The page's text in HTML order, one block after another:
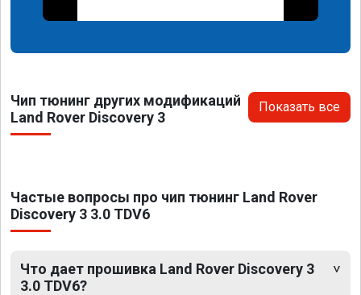
Чип тюнинг других модификаций
Land Rover Discovery 3
Показать все
Частые вопросы про чип тюнинг Land Rover
Discovery 3 3.0 TDV6
Что дает прошивка Land Rover Discovery 3
3.0 TDV6?